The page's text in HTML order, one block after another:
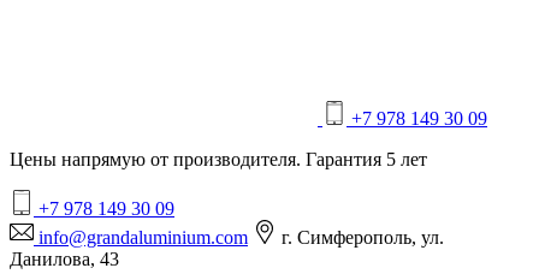
+7 978 149 30 09
Цены напрямую от производителя. Гарантия 5 лет
+7 978 149 30 09
info@grandaluminium.com
г. Симферополь, ул.
Данилова, 43